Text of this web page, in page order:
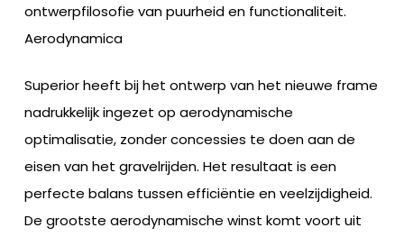
ontwerpfilosofie van puurheid en functionaliteit.
Aerodynamica
Superior heeft bij het ontwerp van het nieuwe frame
nadrukkelijk ingezet op aerodynamische
optimalisatie, zonder concessies te doen aan de
eisen van het gravelrijden. Het resultaat is een
perfecte balans tussen efficiëntie en veelzijdigheid.
De grootste aerodynamische winst komt voort uit